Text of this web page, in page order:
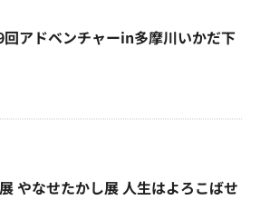
回アドベンチャーin多摩川いかだ下
やなせたかし展 人生はよろこばせ